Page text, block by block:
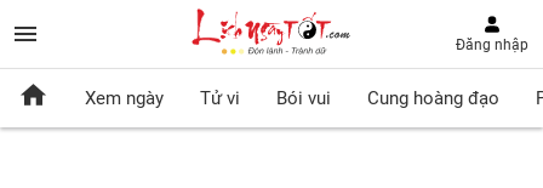
Đăng nhập
Xem ngày Tử vi Bói vui Cung hoàng đạo